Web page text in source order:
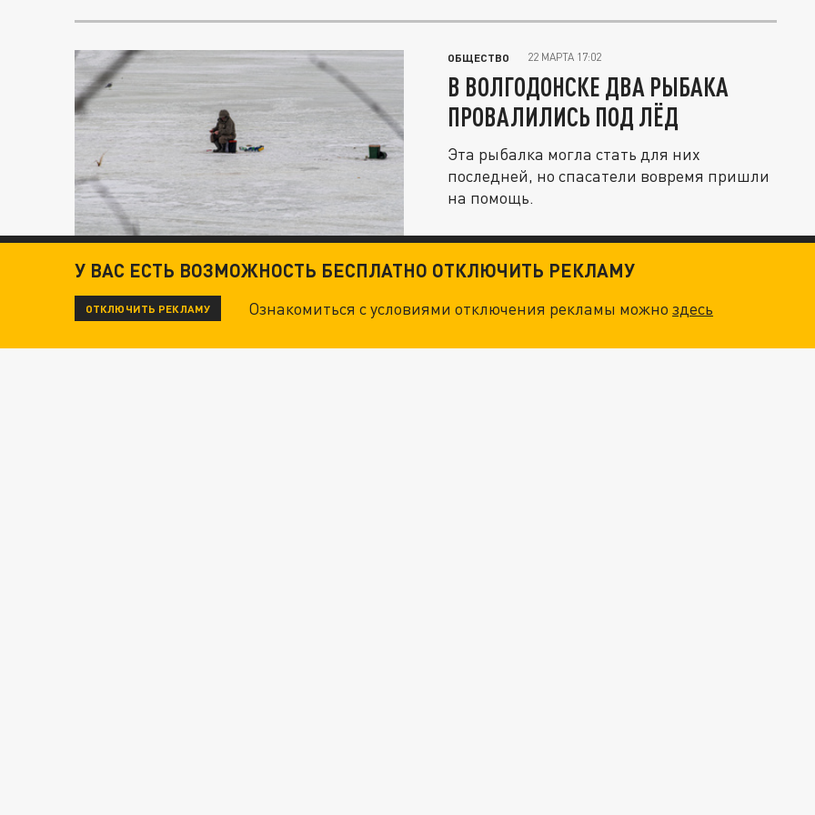
ОБЩЕСТВО 22 МАРТА 17:02
В ВОЛГОДОНСКЕ ДВА РЫБАКА
ПРОВАЛИЛИСЬ ПОД ЛЁД
Эта рыбалка могла стать для них
последней, но спасатели вовремя пришли
на помощь.
У ВАС ЕСТЬ ВОЗМОЖНОСТЬ БЕСПЛАТНО ОТКЛЮЧИТЬ РЕКЛАМУ
ОТКЛЮЧИТЬ РЕКЛАМУ Ознакомиться с условиями отключения рекламы можноздесь